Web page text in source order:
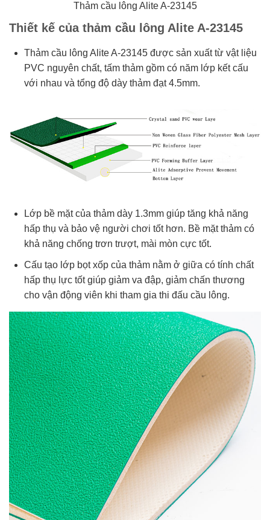
Thảm cầu lông Alite A-23145
Thiết kế của thảm cầu lông Alite A-23145
Thảm cầu lông Alite A-23145 được sản xuất từ vật liệu
PVC nguyên chất, tấm thảm gồm có năm lớp kết cấu
với nhau và tổng độ dày thảm đạt 4.5mm.
Lớp bề mặt của thảm dày 1.3mm giúp tăng khả năng
hấp thụ và bảo vệ người chơi tốt hơn. Bề mặt thảm có
khả năng chống trơn trượt, mài mòn cực tốt.
Cấu tạo lớp bọt xốp của thảm nằm ở giữa có tính chất
hấp thụ lực tốt giúp giảm va đập, giảm chấn thương
cho vận động viên khi tham gia thi đấu cầu lông.